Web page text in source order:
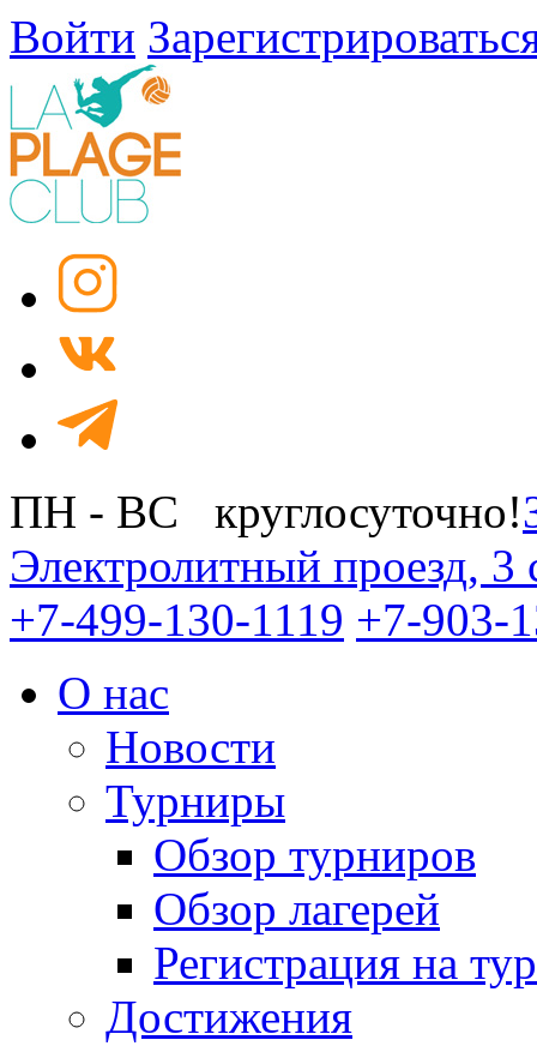
Войти
ПН - ВС круглосуточно!
Электролитный проезд, 3
+7-499-130-1119 +7-903-
О нас
Новости
Турниры
Обзор турниров
Обзор лагерей
Регистрация на
Достижения